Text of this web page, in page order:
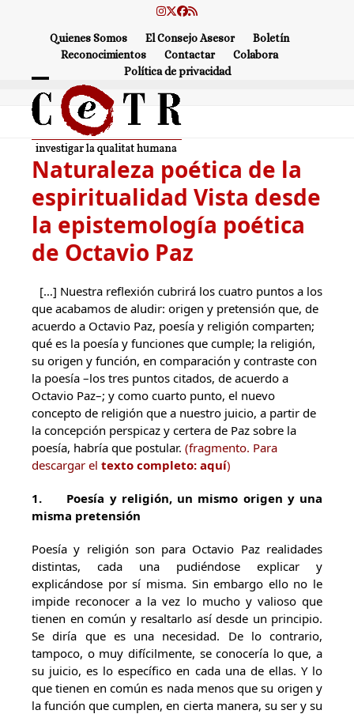
Instagram
Twitter
Facebook
RSS
Quienes Somos El Consejo Asesor
Boletín
Reconocimientos
Contactar
Colabora
Política de privacidad
Open
mobile
menu
Close
mobile
menu
Naturaleza poética de la
espiritualidad Vista desde
la epistemología poética
de Octavio Paz
[…] Nuestra reflexión cubrirá los cuatro puntos a los
que acabamos de aludir: origen y pretensión que, de
acuerdo a Octavio Paz, poesía y religión comparten;
qué es la poesía y funciones que cumple; la religión,
su origen y función, en comparación y contraste con
la poesía –los tres puntos citados, de acuerdo a
Octavio Paz–; y como cuarto punto, el nuevo
concepto de religión que a nuestro juicio, a partir de
la concepción perspicaz y certera de Paz sobre la
poesía, habría que postular. (fragmento. Para
descargar el texto completo: aquí)
1. Poesía y religión, un mismo origen y una
misma pretensión
Poesía y religión son para Octavio Paz realidades
distintas, cada una pudiéndose explicar y
explicándose por sí misma. Sin embargo ello no le
impide reconocer a la vez lo mucho y valioso que
tienen en común y resaltarlo así desde un principio.
Se diría que es una necesidad. De lo contrario,
tampoco, o muy difícilmente, se conocería lo que, a
su juicio, es lo específico en cada una de ellas. Y lo
que tienen en común es nada menos que su origen y
la función que cumplen, en cierta manera, su ser y su